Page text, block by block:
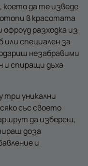
което да те изведе
в красотата
разходка из
специален за
незабравими
и спиращи дъха
три уникални
със своето
да избереш,
доза
и